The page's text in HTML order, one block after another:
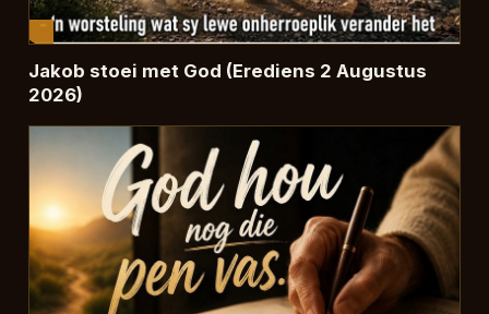
Jakob stoei met God (Erediens 2 Augustus
2026)